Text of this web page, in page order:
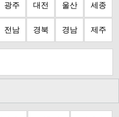
광주 대전 울산 세종
전남 경북 경남 제주